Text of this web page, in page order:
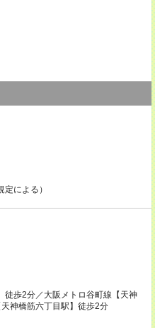
による）
徒歩2分／大阪メトロ谷町線【天神
神橋筋六丁目駅】徒歩2分